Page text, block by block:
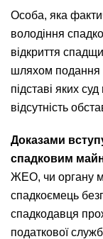
Особа, яка
володіння
відкриття
шляхом подання
підставі яких
відсутність
Доказами
спадковим
ЖЕО, чи органу
спадкоємець
спадкодавця
податкової